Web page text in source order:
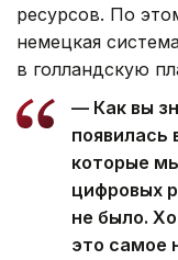
ресурсов. По
немецкая
в голландскую
— Как вы
появилась
которые
цифровых
не было.
это самое